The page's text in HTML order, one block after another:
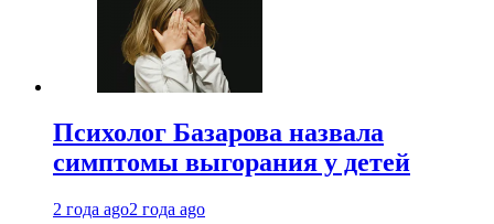
Психолог Базарова назвала
симптомы выгорания у детей
2 года ago2 года ago